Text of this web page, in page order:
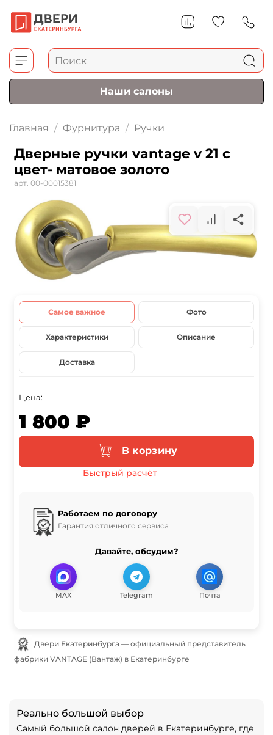
Наши салоны
Главная Фурнитура Ручки
Дверные ручки vantage v 21 c
цвет- матовое золото
арт. 00-00015381
Самое важное Фото
Характеристики Описание
Доставка
Цена:
1 800 ₽
В корзину
Быстрый расчёт
Работаем по договору
Гарантия отличного сервиса
Давайте, обсудим?
MAX Telegram Почта
Двери Екатеринбурга — официальный представитель
фабрики VANTAGE (Вантаж) в Екатеринбурге
Реально большой выбор
Самый большой салон дверей в Екатеринбурге, где